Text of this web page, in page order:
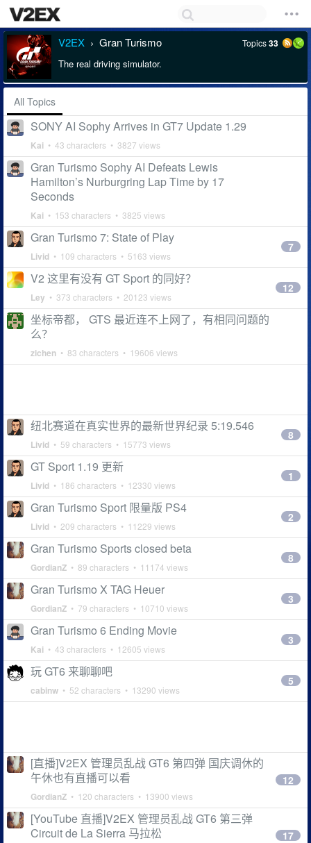
V2EX › Gran Turismo Topics33
The real driving simulator.
All Topics
SONY AI Sophy Arrives in GT7 Update 1.29
Kai • 43 characters • 3827 views
Gran Turismo Sophy AI Defeats Lewis
Hamilton’s Nurburgring Lap Time by 17
Seconds
Kai • 153 characters • 3825 views
Gran Turismo 7: State of Play
Livid • 109 characters • 5163 views
7
V2 这里有没有 GT Sport 的同好？
Ley • 373 characters • 20123 views
12
坐标帝都， GTS 最近连不上网了，有相同问题的
么？
zichen • 83 characters • 19606 views
纽北赛道在真实世界的最新世界纪录 5:19.546
Livid • 59 characters • 15773 views
8
GT Sport 1.19 更新
Livid • 186 characters • 12330 views
1
Gran Turismo Sport 限量版 PS4
Livid • 209 characters • 11229 views
2
Gran Turismo Sports closed beta
GordianZ • 89 characters • 11174 views
8
Gran Turismo X TAG Heuer
GordianZ • 79 characters • 10710 views
3
Gran Turismo 6 Ending Movie
Kai • 43 characters • 12605 views
3
玩 GT6 来聊聊吧
cabinw • 52 characters • 13290 views
5
[直播]V2EX 管理员乱战 GT6 第四弹 国庆调休的
午休也有直播可以看
GordianZ • 120 characters • 13900 views
12
[YouTube 直播]V2EX 管理员乱战 GT6 第三弹
Circuit de La Sierra 马拉松
17